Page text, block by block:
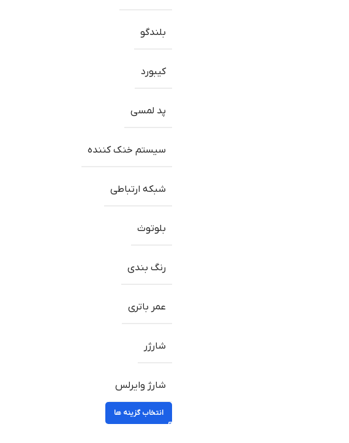
بلندگو
کیبورد
پد لمسی
سیستم خنک کننده
شبکه ارتباطی
بلوتوث
رنگ بندی
عمر باتری
شارژر
شارژ وایرلس
انتخاب گزینه ها